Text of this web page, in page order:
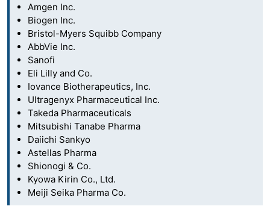
Amgen Inc.
Biogen Inc.
Bristol-Myers Squibb Company
AbbVie Inc.
Sanofi
Eli Lilly and Co.
Iovance Biotherapeutics, Inc.
Ultragenyx Pharmaceutical Inc.
Takeda Pharmaceuticals
Mitsubishi Tanabe Pharma
Daiichi Sankyo
Astellas Pharma
Shionogi & Co.
Kyowa Kirin Co., Ltd.
Meiji Seika Pharma Co.